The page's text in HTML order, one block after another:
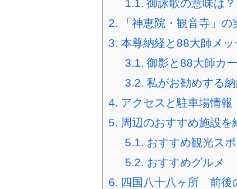
1.1. 御詠歌の意味は？
2. 「神恵院・観音寺」
3. 本尊納経と88大師メッ
3.1. 御影と88大師カ
3.2. 私がお勧めする
4. アクセスと駐車場情報
5. 周辺のおすすめ施設を
5.1. おすすめ観光スポ
5.2. おすすめグルメ
6. 四国八十八ヶ所 前後